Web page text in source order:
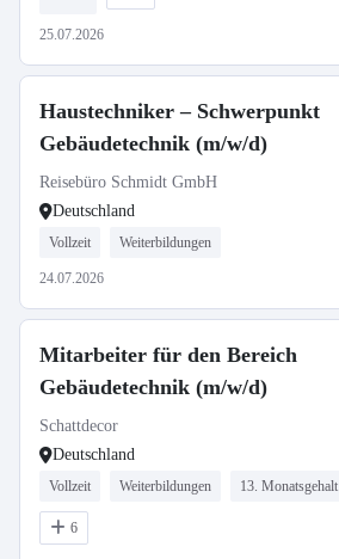
25.07.2026
Haustechniker – Schwerpunkt
Gebäudetechnik (m/w/d)
Reisebüro Schmidt GmbH
Deutschland
Vollzeit Weiterbildungen
24.07.2026
Mitarbeiter für den Bereich
Gebäudetechnik (m/w/d)
Schattdecor
Deutschland
Vollzeit Weiterbildungen 13. Monatsgehalt
6